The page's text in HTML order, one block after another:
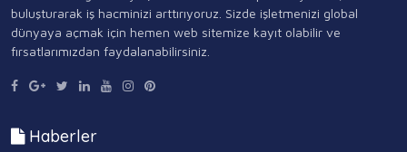
buluşturarak iş hacminizi arttırıyoruz. Sizde işletmenizi global
dünyaya açmak için hemen web sitemize kayıt olabilir ve
fırsatlarımızdan faydalanabilirsiniz.
Haberler